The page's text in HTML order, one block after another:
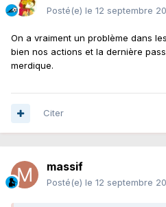
Posté(e) le 12 septembre
On a vraiment un problème dans
bien nos actions et la dernière
merdique.
Citer
massif
Posté(e) le 12 septembre